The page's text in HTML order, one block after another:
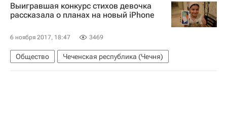
Вадим Кудако
Выигравшая конкурс стихов девочка
рассказала о планах на новый iPhone
6 ноября 2017, 18:47 3469
Общество Чеченская республика (Чечня)